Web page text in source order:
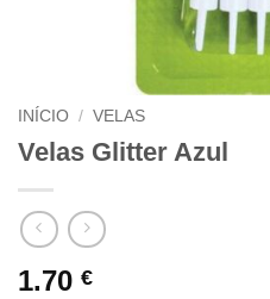
INÍCIO / VELAS
Velas Glitter Azul
1.70 €